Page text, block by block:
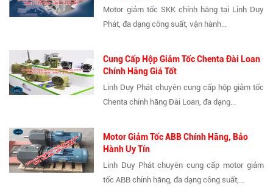
Motor giảm tốc SKK chính hãng tại Linh Duy
Phát, đa dạng công suất, vận hành...
Cung Cấp Hộp Giảm Tốc Chenta Đài Loan
Chính Hãng Giá Tốt
Linh Duy Phát chuyên cung cấp hộp giảm tốc
Chenta chính hãng Đài Loan, đa dạng...
Motor Giảm Tốc ABB Chính Hãng, Bảo
Hành Uy Tín
Linh Duy Phát chuyên cung cấp motor giảm
tốc ABB chính hãng, đa dạng công suất,...